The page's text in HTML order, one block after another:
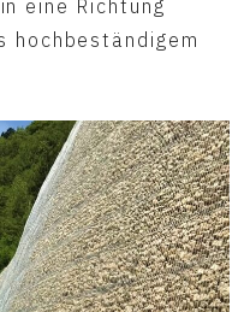
eine Richtung